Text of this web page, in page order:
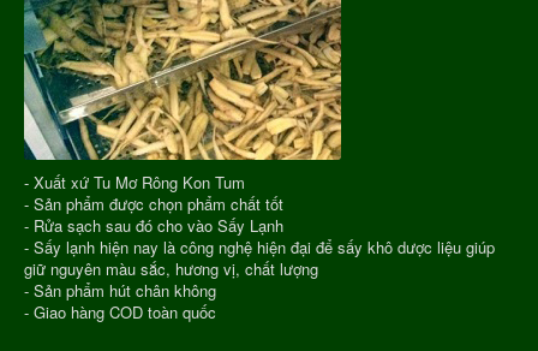
- Xuất xứ Tu Mơ Rông Kon Tum
- Sản phẩm được chọn phẩm chất tốt
- Rửa sạch sau đó cho vào Sấy Lạnh
- Sấy lạnh hiện nay là công nghệ hiện đại để sấy khô dược liệu giúp
giữ nguyên màu sắc, hương vị, chất lượng
- Sản phẩm hút chân không
- Giao hàng COD toàn quốc